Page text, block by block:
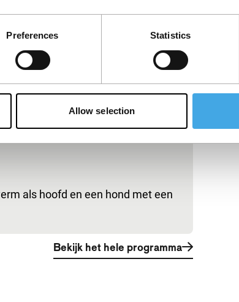
Preferences Statistics
Allow selection
als hoofd en een hond met een
Bekijk het hele programma